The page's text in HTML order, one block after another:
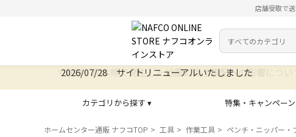
店舗受取で
カテゴリ
検索キーワード
2026/07/28 サイトリニューアルいたしました
カテゴリから探す ▾ 特集・キャンペー
ホームセンター通販 ナフコTOP 工具 作業工具 ペンチ・ニッパー・